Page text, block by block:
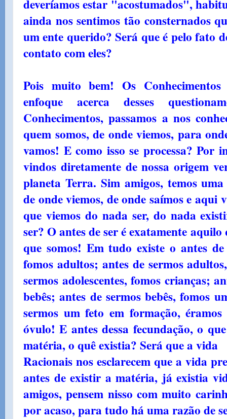
deveríamos estar "acostumados",
ainda nos sentimos tão consternados
um ente querido? Será que é pelo fato
contato com eles?
Pois muito bem! Os
enfoque acerca desses
Conhecimentos, passamos a nos
quem somos, de onde viemos, para
vamos! E como isso se processa? Por
vindos diretamente de nossa origem
planeta Terra. Sim amigos, temos
de onde viemos, de onde saímos e aqui
que viemos do nada ser, do nada
ser? O antes de ser é exatamente
que somos! Em tudo existe o antes
fomos adultos; antes de sermos
sermos adolescentes, fomos crianças;
bebês; antes de sermos bebês, fomos
sermos um feto em formação,
óvulo! E antes dessa fecundação, o
matéria, o quê existia? Será que a
Racionais nos esclarecem que a vida
antes de existir a matéria, já existia
amigos, pensem nisso com muito
por acaso, para tudo há uma razão de